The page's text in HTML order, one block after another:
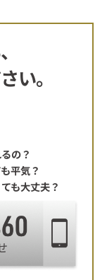
い。
の？
平気？
も大丈夫？